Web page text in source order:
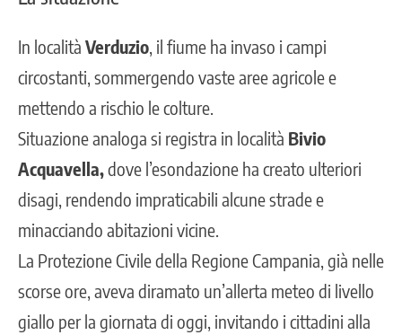
In località Verduzio , il fiume ha invaso i campi
circostanti, sommergendo vaste aree agricole e
mettendo a rischio le colture.
Situazione analoga si registra in località Bivio
Acquavella,dove l’esondazione ha creato ulteriori
disagi, rendendo impraticabili alcune strade e
minacciando abitazioni vicine.
La Protezione Civile della Regione Campania, già nelle
scorse ore, aveva diramato un’allerta meteo di livello
giallo per la giornata di oggi, invitando i cittadini alla